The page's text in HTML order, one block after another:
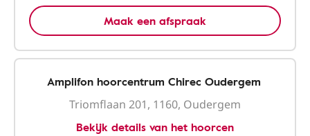
Maak een afspraak
Amplifon hoorcentrum Chirec Oudergem
Triomflaan 201, 1160, Oudergem
Bekijk details van het hoorcen